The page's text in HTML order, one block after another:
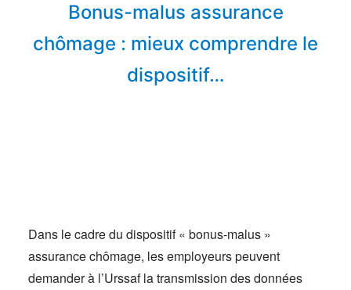
On parle de nous
Qui sommes-nous ?
Bonus-malus assurance
chômage : mieux comprendre le
dispositif…
Dans le cadre du dispositif « bonus-malus »
assurance chômage, les employeurs peuvent
demander à l’Urssaf la transmission des données